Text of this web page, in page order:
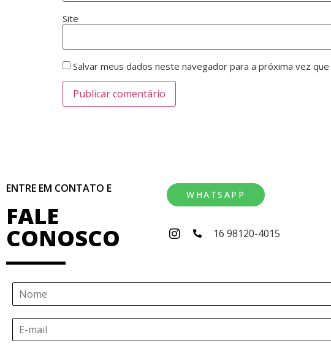
Site
Salvar meus dados neste navegador para a próxima vez
ENTRE EM CONTATO E
FALE
CONOSCO
WHATSAPP
16 98120-4015
N
E